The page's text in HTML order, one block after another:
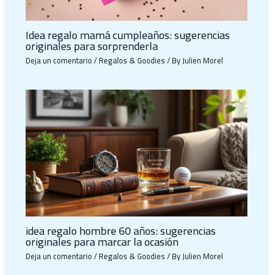
Idea regalo mamá cumpleaños: sugerencias
originales para sorprenderla
Deja un comentario/Regalos & Goodies/ ByJulien Morel
idea regalo hombre 60 años: sugerencias
originales para marcar la ocasión
Deja un comentario/Regalos & Goodies/ ByJulien Morel